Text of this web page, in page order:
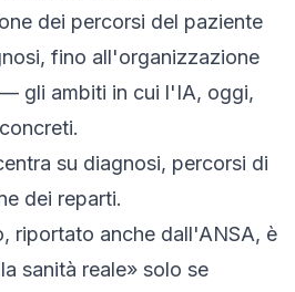
dei percorsi del paziente
fino all'organizzazione
gli ambiti in cui l'IA, oggi,
su diagnosi, percorsi di
dei reparti.
riportato anche dall'ANSA, è
sanità reale» solo se